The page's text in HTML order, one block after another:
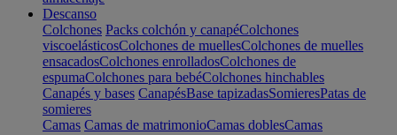
Descanso
Colchones Packs colchón y canapéColchones
viscoelásticosColchones de muellesColchones de muelles
ensacadosColchones enrolladosColchones de
espumaColchones para bebéColchones hinchables
Canapés y bases CanapésBase tapizadasSomieresPatas de
somieres
Camas Camas de matrimonioCamas doblesCamas